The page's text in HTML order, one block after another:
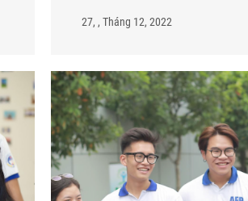
27, , Tháng 12, 2022